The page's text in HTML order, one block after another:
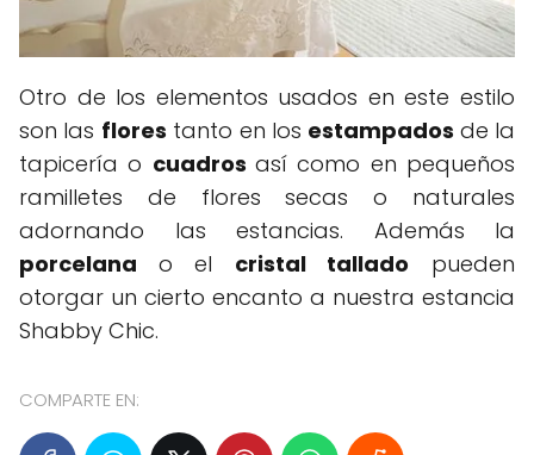
Otro de los elementos usados en este estilo
son las flores tanto en los estampados de la
tapicería o cuadrosasí como en pequeños
ramilletes de flores secas o naturales
adornando las estancias. Además la
porcelana o el cristal tallado pueden
otorgar un cierto encanto a nuestra estancia
Shabby Chic.
COMPARTE EN: